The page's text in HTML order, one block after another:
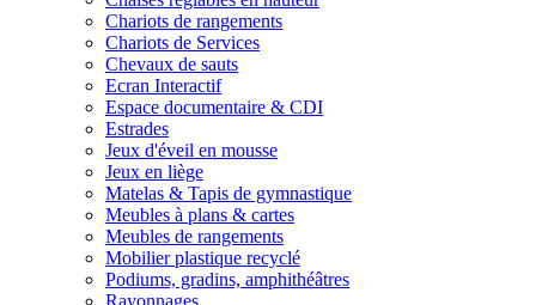
Chariots de rangements
Chariots de Services
Chevaux de sauts
Ecran Interactif
Espace documentaire & CDI
Estrades
Jeux d'éveil en mousse
Jeux en liège
Matelas & Tapis de gymnastique
Meubles à plans & cartes
Meubles de rangements
Mobilier plastique recyclé
Podiums, gradins, amphithéâtres